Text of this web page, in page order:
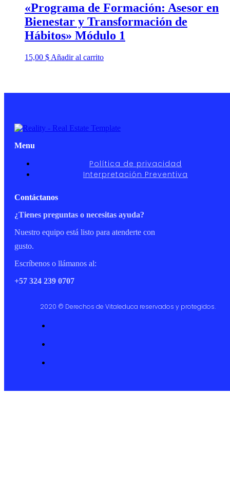
«Programa de Formación: Asesor en
Bienestar y Transformación de
Hábitos» Módulo 1
15,00 $ Añadir al carrito
Menu
Política de privacidad
Interpretación Preventiva
Contáctanos
¿Tienes preguntas o necesitas ayuda?
Nuestro equipo está listo para atenderte con
gusto.
Escríbenos o llámanos al:
+57 324 239 0707
2020 © Derechos de Vitaleduca reservados y protegidos.